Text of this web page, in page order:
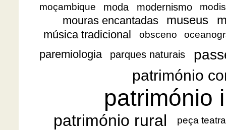
moçambique moda modernismo
mouras encantadas museus
música tradicional obsceno
paremiologia parques naturais
património
património
património rural peça